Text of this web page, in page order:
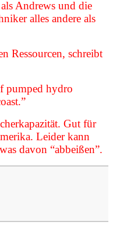
Andrews und die
alles andere als
Ressourcen, schreibt
pumped hydro
Gut für
Leider kann
davon “abbeißen”.